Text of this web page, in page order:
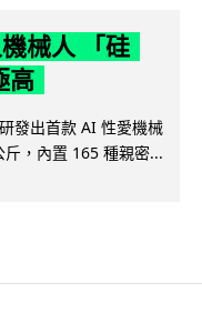
械人 「硅
高
發出首款 AI 性愛機械
，內置 165 種親密...